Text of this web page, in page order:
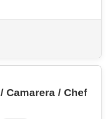
Camarera / Chef